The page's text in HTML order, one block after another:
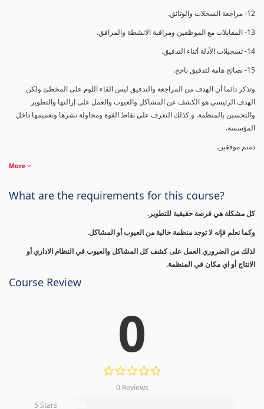
12- مراجعة السجلات والوثائق.
13- المقابلات مع الموظفين ومراقبة الانشطة والمرافق.
14- تسجيلات الأدلة أثناء التدقيق.
15- نصائح هامة لتدقيق ناجح.
وتذكر دائما أن الهدف من المراجعة والتدقيق ليس القاء اللوم على المخطئ ولكن
الهدف الرئيسي هو الكشف عن المشاكل والعيوب والعمل على إزالتها والتطوير
والتحسين بالمنظمة. و كذلك التعرف علي نقاط القوة ومحاولة نشرها وتعميمها داخل
المؤسسة.
دمتم موفقين.
More
What are the requirements for this course?
كل مشكلة هي فرصة حقيقية للتطوير.
وكما نعلم فإنه لا توجد منظمة خالية من العيوب أو المشاكل.
لذلك من الضروري العمل على كشف كل المشاكل والعيوب في النظام الاداري أو
الانتاج أو اي مكان في المنظمة.
Course Review
0
0 Reviews
5 Stars